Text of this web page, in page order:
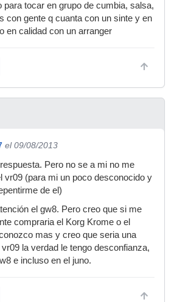
para tocar en grupo de cumbia, salsa,
con gente q cuanta con un sinte y en
en calidad con un arranger
el 09/08/2013
Pero no se a mi no me
vr09 (para mi un poco desconocido y
de el)
el gw8. Pero creo que si me
compraria el Korg Krome o el
mas y creo que seria una
la verdad le tengo desconfianza,
e incluso en el juno.